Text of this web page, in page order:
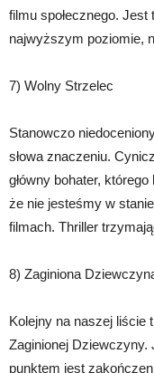
filmu społecznego.
najwyższym poziomie,
7) Wolny Strzelec
Stanowczo
słowa znaczeniu.
główny bohater,
że nie jesteśmy w
filmach. Thriller
8) Zaginiona
Kolejny na naszej liście
Zaginionej Dziewczyny.
punktem jest